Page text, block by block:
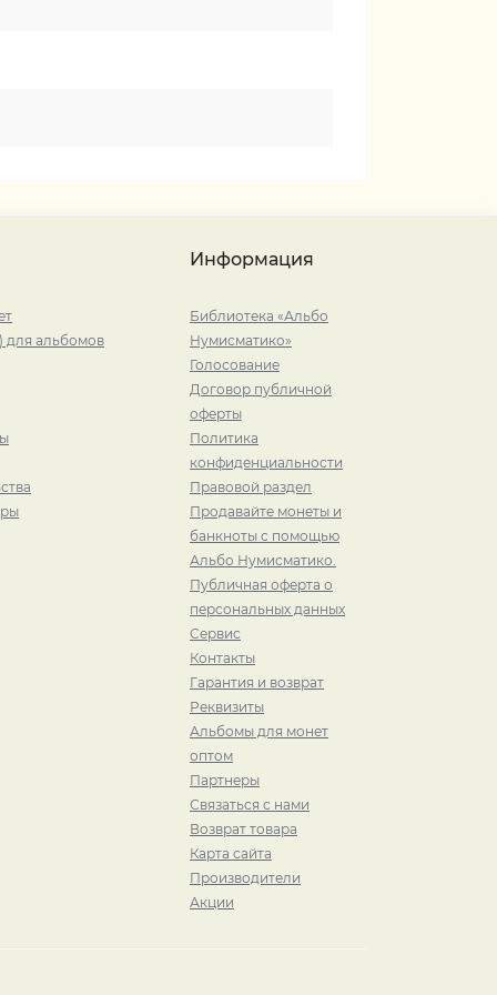
для альбомов
Информация
Библиотека «Альбо
Нумисматико»
Голосование
Договор публичной
оферты
Политика
конфиденциальности
Правовой раздел
Продавайте монеты и
банкноты с помощью
Альбо Нумисматико.
Публичная оферта о
персональных данных
Сервис
Контакты
Гарантия и возврат
Реквизиты
Альбомы для монет
оптом
Партнеры
Связаться с нами
Возврат товара
Карта сайта
Производители
Акции